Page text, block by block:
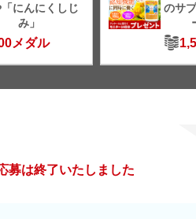
にんにくしじ
み」
メダル
のサ
募は終了いたしました